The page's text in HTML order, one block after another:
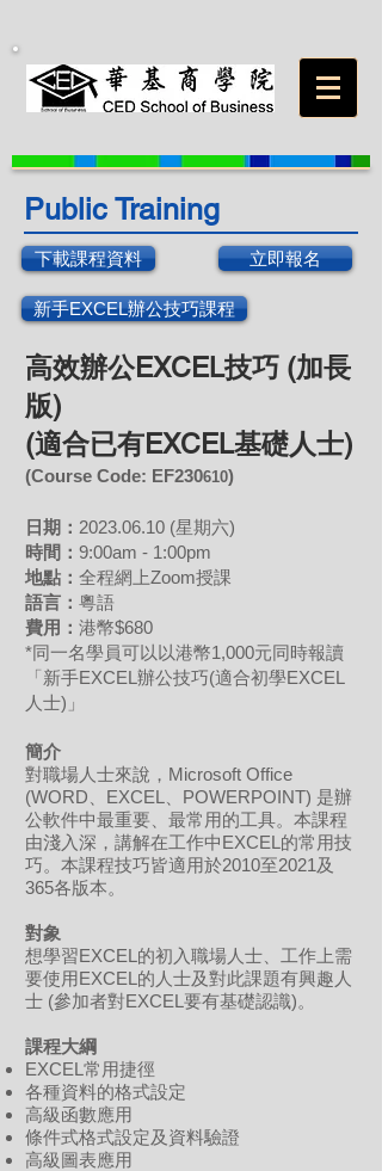
Public Training
下載課程資料 立即報名
新手EXCEL辦公技巧課程
高效辦公EXCEL技巧 (加長
版)
(適合已有EXCEL基礎人士)
(Course Code: EF230610)
日期： 2023.06.10 (星期六)
時間： 9:00am - 1:00pm
地點： 全程網上Zoom授課
語言： 粵語
費用 ： 港幣$680
*同一名學員可以以港幣1,000元同時報讀
「新手EXCEL辦公技巧(適合初學EXCEL
人士)」
簡介
對職場人士來說，Microsoft Office
(WORD、EXCEL、POWERPOINT) 是辦
公軟件中最重要、最常用的工具。本課程
由淺入深，講解在工作中EXCEL的常用技
巧。本課程技巧皆適用於2010至2021及
365各版本。
對象
想學習EXCEL的初入職場人士、工作上需
要使用EXCEL的人士及對此課題有興趣人
士 (參加者對EXCEL要有基礎認識)。
課程大綱
EXCEL常用捷徑
各種資料的格式設定
高級函數應用
條件式格式設定及資料驗證
高級圖表應用